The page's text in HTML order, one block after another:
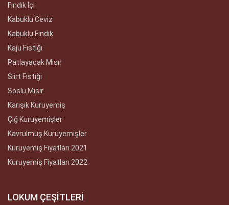
Fındık İçi
Kabuklu Ceviz
Kabuklu Fındık
Kaju Fıstığı
Patlayacak Mısır
Siirt Fıstığı
Soslu Mısır
Karışık Kuruyemiş
Çiğ Kuruyemişler
Kavrulmuş Kuruyemişler
Kuruyemiş Fiyatları 2021
Kuruyemiş Fiyatları 2022
LOKUM ÇEŞİTLERİ